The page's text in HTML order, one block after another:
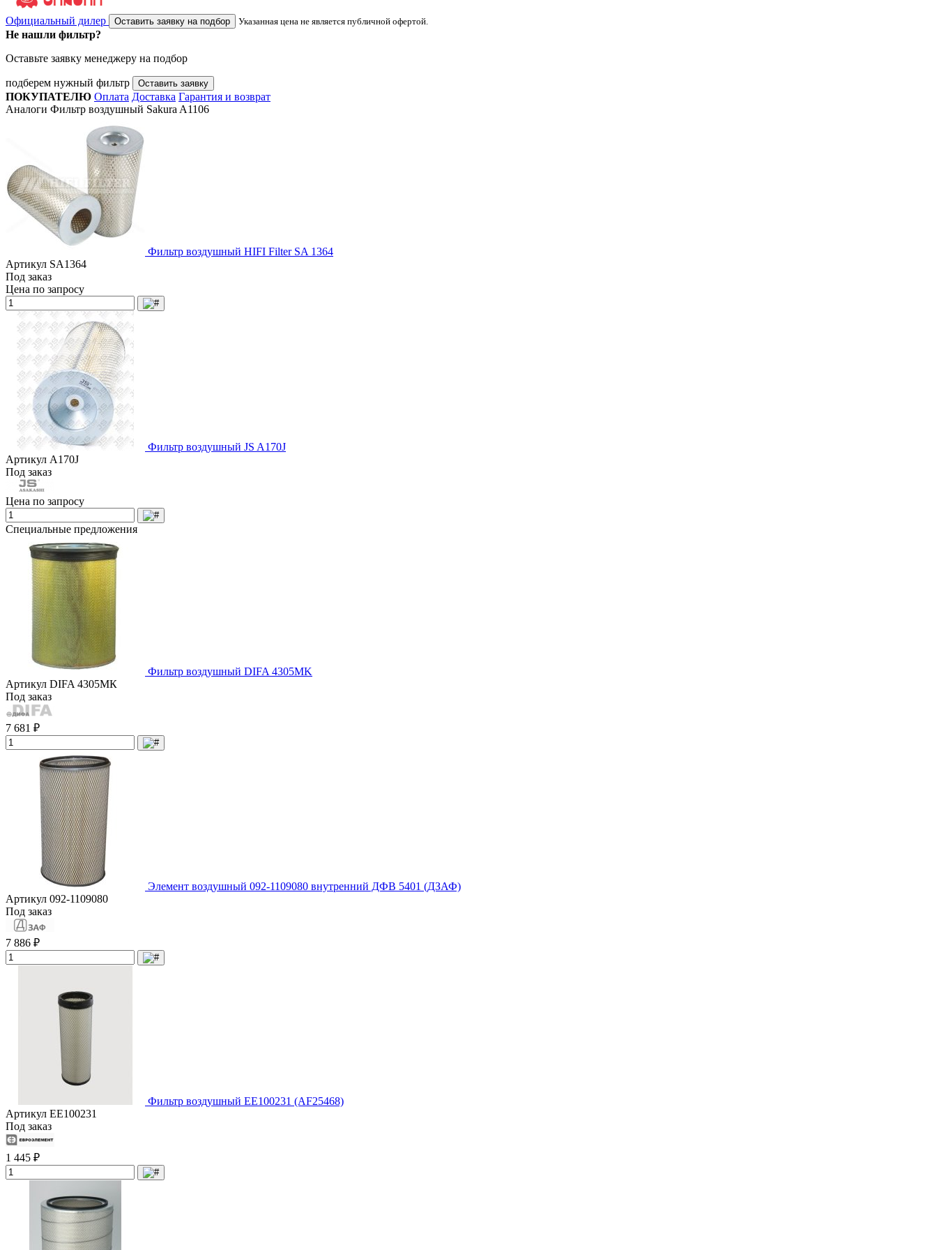
Официальный дилер Оставить заявку на подбор Указанная цена не является публичной офертой.
Не нашли фильтр?
Оставьте заявку менеджеру на подбор
подберем нужный фильтр Оставить заявку
ПОКУПАТЕЛЮ Оплата Доставка Гарантия и возврат
Аналоги Фильтр воздушный Sakura A1106
Фильтр воздушный HIFI Filter SA 1364
Артикул SA1364
Под заказ
Цена по запросу
Фильтр воздушный JS A170J
Артикул A170J
Под заказ
Цена по запросу
Специальные предложения
Фильтр воздушный DIFA 4305МK
Артикул DIFA 4305МК
Под заказ
7 681 ₽
Элемент воздушный 092-1109080 внутренний ДФВ 5401 (ДЗАФ)
Артикул 092-1109080
Под заказ
7 886 ₽
Фильтр воздушный EE100231 (AF25468)
Артикул EE100231
Под заказ
1 445 ₽